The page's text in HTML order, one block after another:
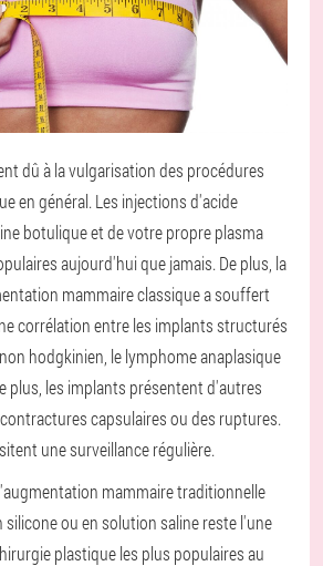
dû à la vulgarisation des procédures
en général. Les injections d'acide
botulique et de votre propre plasma
aujourd'hui que jamais. De plus, la
mammaire classique a souffert
corrélation entre les implants structurés
hodgkinien, le lymphome anaplasique
plus, les implants présentent d'autres
capsulaires ou des ruptures.
une surveillance régulière.
mammaire traditionnelle
silicone ou en solution saline reste l'une
plastique les plus populaires au